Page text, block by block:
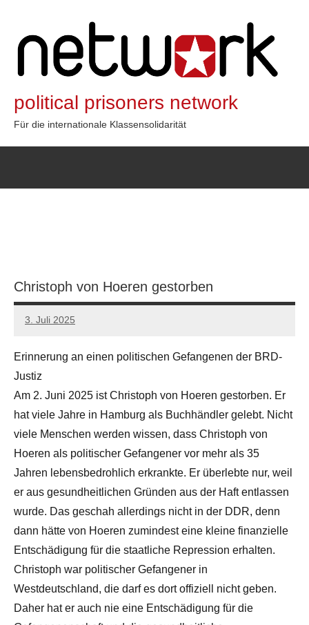
springen
political prisoners network
Für die internationale Klassensolidarität
Christoph von Hoeren gestorben
3. Juli 2025
network
Erinnerung an einen politischen Gefangenen der BRD-
Justiz
Am 2. Juni 2025 ist Christoph von Hoeren gestorben. Er
hat viele Jahre in Hamburg als Buchhändler gelebt. Nicht
viele Menschen werden wissen, dass Christoph von
Hoeren als politischer Gefangener vor mehr als 35
Jahren lebensbedrohlich erkrankte. Er überlebte nur, weil
er aus gesundheitlichen Gründen aus der Haft entlassen
wurde. Das geschah allerdings nicht in der DDR, denn
dann hätte von Hoeren zumindest eine kleine finanzielle
Entschädigung für die staatliche Repression erhalten.
Christoph war politischer Gefangener in
Westdeutschland, die darf es dort offiziell nicht geben.
Daher hat er auch nie eine Entschädigung für die